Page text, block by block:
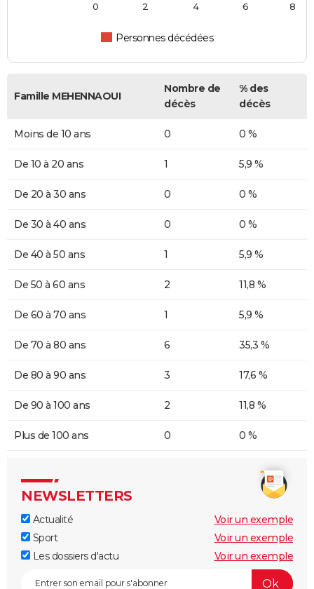
Personnes décédées
0 2 4 6 8
Famille MEHENNAOUI
Nombre de
décès
% des
décès
Moins de 10 ans 0 0 %
De 10 à 20 ans 1 5,9 %
De 20 à 30 ans 0 0 %
De 30 à 40 ans 0 0 %
De 40 à 50 ans 1 5,9 %
De 50 à 60 ans 2 11,8 %
De 60 à 70 ans 1 5,9 %
De 70 à 80 ans 6 35,3 %
De 80 à 90 ans 3 17,6 %
De 90 à 100 ans 2 11,8 %
Plus de 100 ans 0 0 %
NEWSLETTERS
Actualité
Voir un exemple
Sport
Voir un exemple
Les dossiers d'actu
Voir un exemple